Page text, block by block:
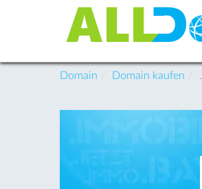
Domain Domain kaufen